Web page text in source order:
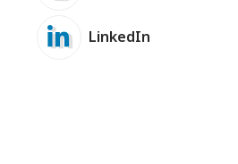
LinkedIn